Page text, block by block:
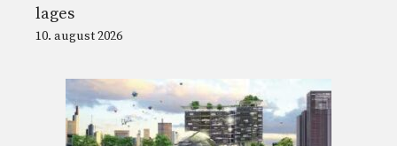
lages
10. august 2026